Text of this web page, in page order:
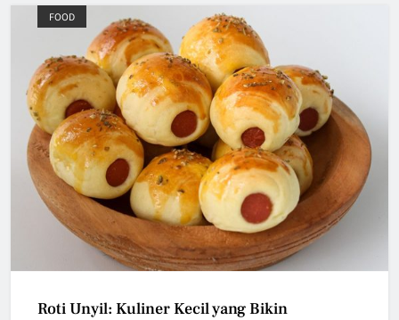
FOOD
Roti Unyil: Kuliner Kecil yang Bikin